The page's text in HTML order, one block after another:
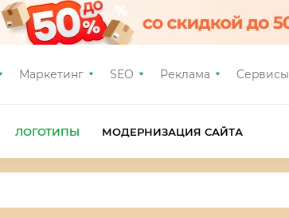
Маркетинг SEO Реклама Сервисы
ЛОГОТИПЫ МОДЕРНИЗАЦИЯ САЙТА